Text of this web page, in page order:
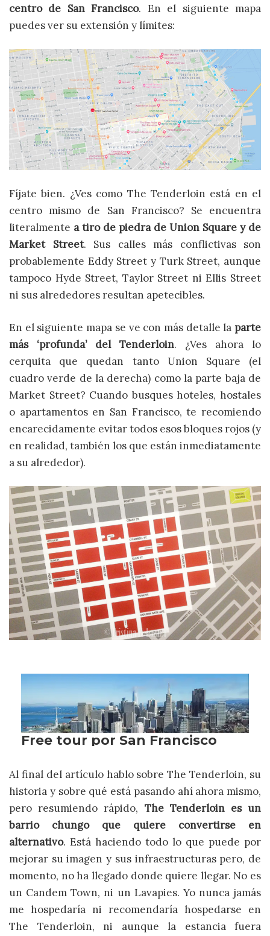
centro de San Francisco. En el siguiente mapa
puedes ver su extensión y límites:
Fíjate bien. ¿Ves como The Tenderloin está en el
centro mismo de San Francisco? Se encuentra
literalmente a tiro de piedra de Union Square y de
Market Street. Sus calles más conflictivas son
probablemente Eddy Street y Turk Street, aunque
tampoco Hyde Street, Taylor Street ni Ellis Street
ni sus alrededores resultan apetecibles.
En el siguiente mapa se ve con más detalle la parte
más ‘profunda’ del Tenderloin. ¿Ves ahora lo
cerquita que quedan tanto Union Square (el
cuadro verde de la derecha) como la parte baja de
Market Street? Cuando busques hoteles, hostales
o apartamentos en San Francisco, te recomiendo
encarecidamente evitar todos esos bloques rojos (y
en realidad, también los que están inmediatamente
a su alrededor).
Al final del artículo hablo sobre The Tenderloin, su
historia y sobre qué está pasando ahí ahora mismo,
pero resumiendo rápido, The Tenderloin es un
barrio chungo que quiere convertirse en
alternativo. Está haciendo todo lo que puede por
mejorar su imagen y sus infraestructuras pero, de
momento, no ha llegado donde quiere llegar. No es
un Candem Town, ni un Lavapies. Yo nunca jamás
me hospedaría ni recomendaría hospedarse en
The Tenderloin, ni aunque la estancia fuera